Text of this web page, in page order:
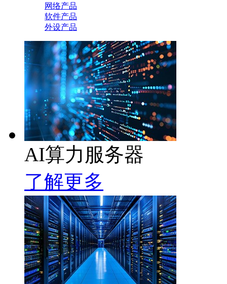
网络产品
软件产品
外设产品
AI算力服务器
了解更多